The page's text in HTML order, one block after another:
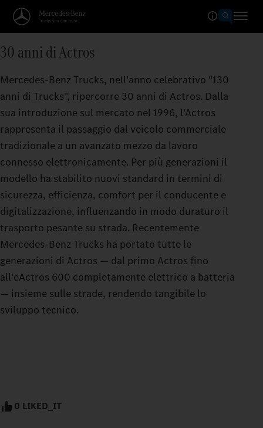
30 anni di Actros
Mercedes‑Benz Trucks, nell'anno celebrativo "130
anni di Trucks", ripercorre 30 anni di Actros. Dalla
sua introduzione sul mercato nel 1996, l'Actros
rappresenta il passaggio dal veicolo commerciale
tradizionale a un avanzato mezzo da lavoro
connesso elettronicamente. Per più generazioni il
modello ha stabilito nuovi standard in termini di
sicurezza, efficienza, comfort per il conducente e
digitalizzazione, influenzando in modo duraturo il
trasporto pesante su strada. Recentemente
Mercedes‑Benz Trucks ha portato tutte le
generazioni di Actros — dal primo Actros fino
all'eActros 600 completamente elettrico a batteria
— insieme sulle strade, rendendo tangibile lo
sviluppo tecnico.
0 LIKED_IT